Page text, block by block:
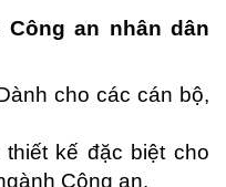
an nhân dân
cho các cán bộ,
kế đặc biệt cho
Công an.